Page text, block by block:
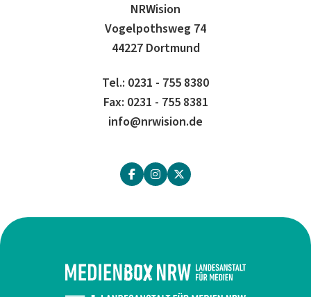
NRWision
Vogelpothsweg 74
44227 Dortmund
Tel.: 0231 - 755 8380
Fax: 0231 - 755 8381
info@nrwision.de